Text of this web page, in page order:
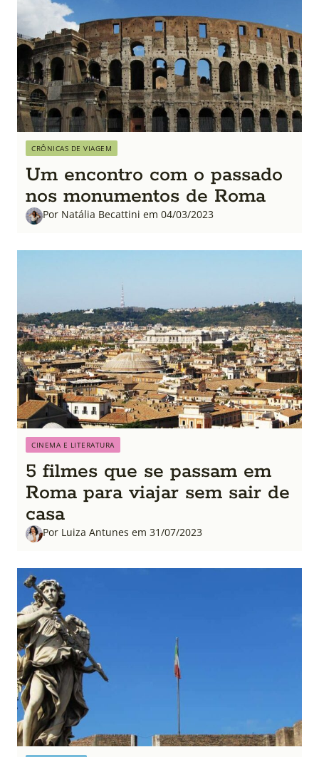
CRÔNICAS DE VIAGEM
Um encontro com o passado
nos monumentos de Roma
Por Natália Becattini em 04/03/2023
CINEMA E LITERATURA
5 filmes que se passam em
Roma para viajar sem sair de
casa
Por Luiza Antunes em 31/07/2023